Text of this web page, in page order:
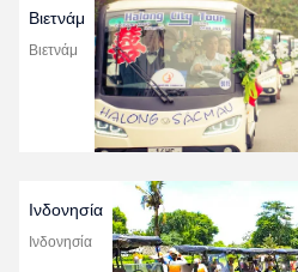
Βιετνάμ
Βιετνάμ
Ινδονησία
Ινδονησία